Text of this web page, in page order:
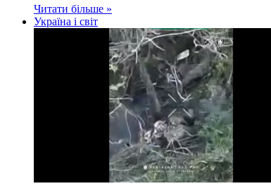
Читати більше »
Україна і світ